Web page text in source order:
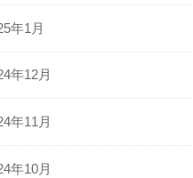
年1月
年12月
年11月
年10月